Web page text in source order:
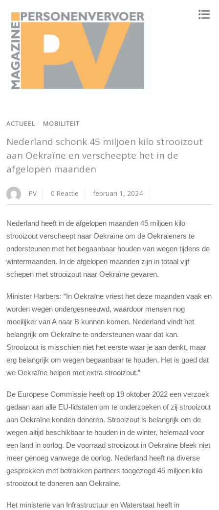
ACTUEEL / MOBILITEIT
Nederland schonk 45 miljoen kilo strooizout
aan Oekraïne en verscheepte het in de
afgelopen maanden
PV 0 Reactie februari 1, 2024
Nederland heeft in de afgelopen maanden 45 miljoen kilo
strooizout verscheept naar Oekraïne om de Oekraieners te
ondersteunen met het begaanbaar houden van wegen tijdens de
wintermaanden. In de afgelopen maanden zijn in totaal vijf
schepen met strooizout naar Oekraïne gevaren.
Minister Harbers: “In Oekraïne vriest het deze maanden vaak en
worden wegen ondergesneeuwd, waardoor mensen nog
moeilijker van A naar B kunnen komen. Nederland vindt het
belangrijk om Oekraïne te ondersteunen waar dat kan.
Strooizout is misschien niet het eerste waar je aan denkt, maar
erg belangrijk om wegen begaanbaar te houden. Het is goed dat
we Oekraïne helpen met extra strooizout.”
De Europese Commissie heeft op 19 oktober 2022 een verzoek
gedaan aan alle EU-lidstaten om te onderzoeken of zij strooizout
aan Oekraïne konden doneren. Strooizout is belangrijk om de
wegen altijd beschikbaar te houden in de winter, helemaal voor
een land in oorlog. De voorraad strooizout in Oekraïne bleek niet
meer genoeg vanwege de oorlog. Nederland heeft na diverse
gesprekken met betrokken partners toegezegd 45 miljoen kilo
strooizout te doneren aan Oekraïne.
Het ministerie van Infrastructuur en Waterstaat heeft in